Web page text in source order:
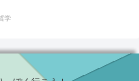
学